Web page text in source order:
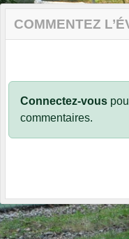
COMMENTEZ
Connectez-vous
commentaires.